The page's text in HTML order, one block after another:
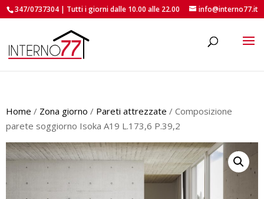
347/0737304 | Tutti i giorni dalle 10.00 alle 22.00 info@interno77.it
Home / Zona giorno / Pareti attrezzate / Composizione
parete soggiorno Isoka A19 L.173,6 P.39,2